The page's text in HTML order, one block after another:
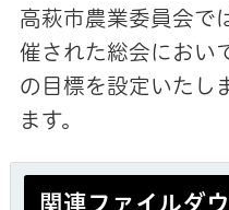
高萩市農業委員会で
催された総会におい
の目標を設定いたし
ます。
関連ファイルダ